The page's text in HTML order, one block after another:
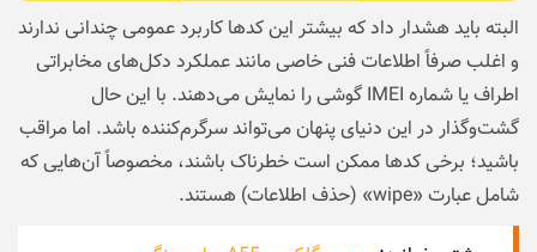
البته باید هشدار داد که بیشتر این کدها کاربرد عمومی چندانی ندارند
و اغلب صرفاً اطلاعات فنی خاصی مانند عملکرد دکل‌های مخابراتی
اطراف یا شماره IMEI گوشی را نمایش می‌دهند. با این حال
گشت‌وگذار در این دنیای پنهان می‌تواند سرگرم‌کننده باشد. اما مراقب
باشید؛ برخی کدها ممکن است خطرناک باشند، مخصوصاً آن‌هایی که
شامل عبارت «wipe» (حذف اطلاعات) هستند.